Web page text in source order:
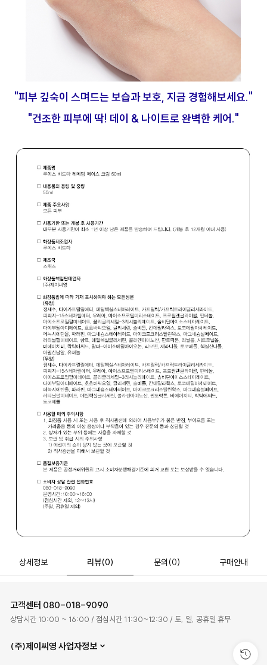
"피부 깊숙이 스며드는 보습과 보호, 지금 경험해보세요."
"건조한 피부에 딱! 데이 & 나이트로 완벽한 케어."
상세정보 리뷰(0) 문의 (0) 구매안내
고객센터 080-018-9090
상담시간 10:00 ~ 16:00 / 점심시간 11:30~12:30 / 토, 일, 공휴일 휴무
(주)제이씨영 사업자정보